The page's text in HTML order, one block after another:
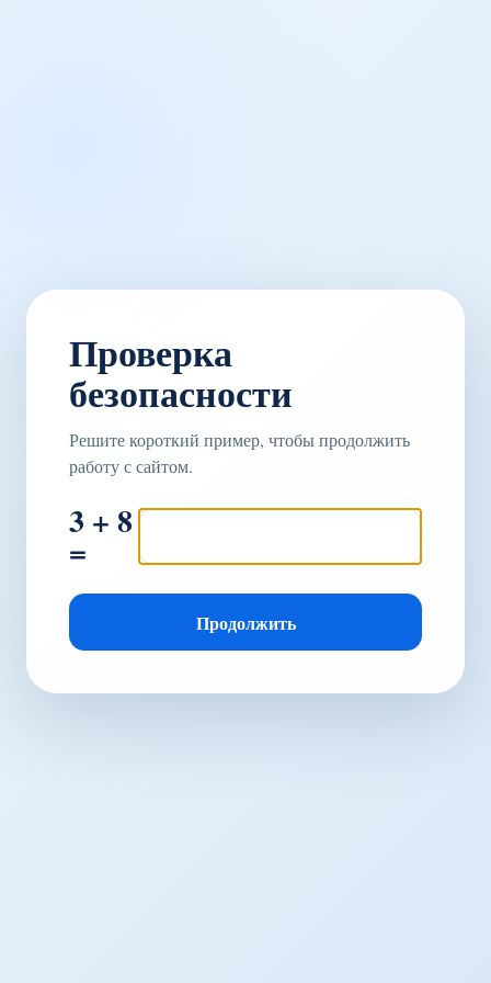
Проверка
безопасности
Решите короткий пример, чтобы продолжить
работу с сайтом.
3 + 8
=
Продолжить